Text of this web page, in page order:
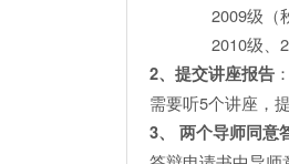
2009级（秋）
2010级、
2、提交讲座报告 ：
需要听5个讲座，
3、 两个导师同意